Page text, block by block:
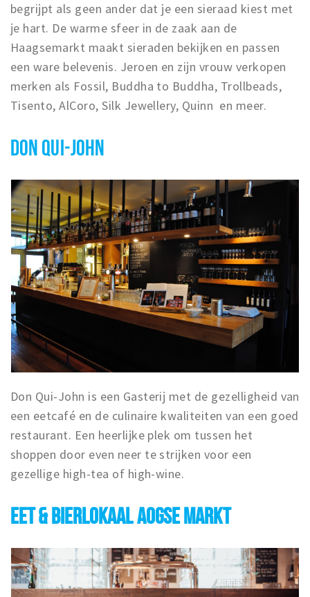
begrijpt als geen ander dat je een sieraad kiest met
je hart. De warme sfeer in de zaak aan de
Haagsemarkt maakt sieraden bekijken en passen
een ware belevenis. Jeroen en zijn vrouw verkopen
merken als Fossil, Buddha to Buddha, Trollbeads,
Tisento, AlCoro, Silk Jewellery, Quinn en meer.
DON QUI-JOHN
Don Qui-John is een Gasterij met de gezelligheid van
een eetcafé en de culinaire kwaliteiten van een goed
restaurant. Een heerlijke plek om tussen het
shoppen door even neer te strijken voor een
gezellige high-tea of high-wine.
EET & BIERLOKAAL AOGSE MARKT